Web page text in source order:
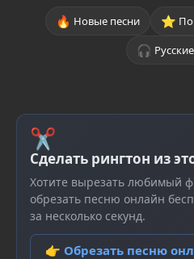
🔥 Новые песни ⭐
🎧
✂
Сделать рингтон из
Хотите вырезать любимый
обрезать песню онлайн
за несколько секунд.
👉 Обрезать песню